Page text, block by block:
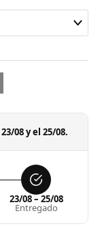
08 y el 25/08.
23/08 – 25/08
Entregado